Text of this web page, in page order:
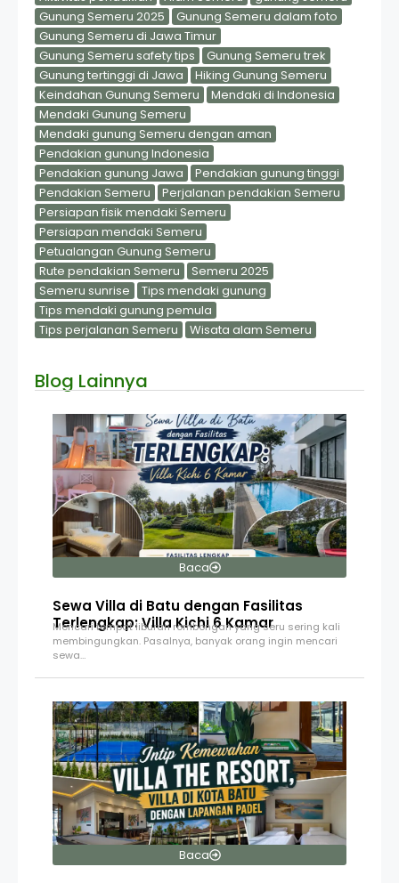
Gunung Semeru 2025
Gunung Semeru dalam foto
Gunung Semeru di Jawa Timur
Gunung Semeru safety tips
Gunung Semeru trek
Gunung tertinggi di Jawa
Hiking Gunung Semeru
Keindahan Gunung Semeru
Mendaki di Indonesia
Mendaki Gunung Semeru
Mendaki gunung Semeru dengan aman
Pendakian gunung Indonesia
Pendakian gunung Jawa
Pendakian gunung tinggi
Pendakian Semeru
Perjalanan pendakian Semeru
Persiapan fisik mendaki Semeru
Persiapan mendaki Semeru
Petualangan Gunung Semeru
Rute pendakian Semeru
Semeru 2025
Semeru sunrise
Tips mendaki gunung
Tips mendaki gunung pemula
Tips perjalanan Semeru
Wisata alam Semeru
Blog Lainnya
Baca
Sewa Villa di Batu dengan Fasilitas
Terlengkap: Villa Kichi 6 Kamar
Mencari tempat liburan rombongan yang seru sering kali
membingungkan. Pasalnya, banyak orang ingin mencari
sewa…
Baca